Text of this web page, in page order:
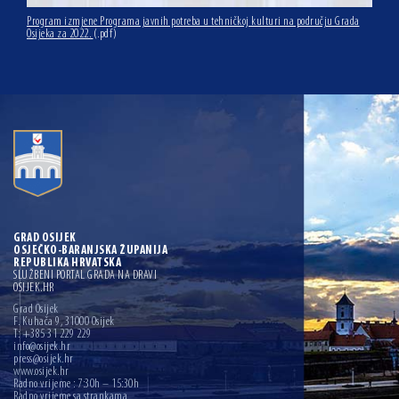
Program izmjene Programa javnih potreba u tehničkoj kulturi na području Grada
Osijeka za 2022. (.pdf)
GRAD OSIJEK
OSJEČKO-BARANJSKA ŽUPANIJA
REPUBLIKA HRVATSKA
SLUŽBENI PORTAL GRADA NA DRAVI
OSIJEK.HR
Grad Osijek
F. Kuhača 9, 31000 Osijek
T: +385 31 229 229
info@osijek.hr
press@osijek.hr
www.osijek.hr
Radno vrijeme : 7:30h – 15:30h